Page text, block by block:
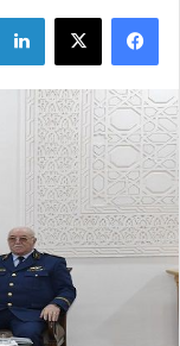
فيسبوك X